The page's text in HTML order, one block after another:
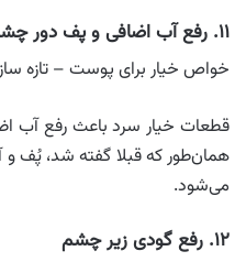
۱۱. رفع آب اضافی و پف دور چشم
خواص خیار برای پوست – تازه
قطعات خیار سرد باعث رفع آب
همان‌طور که قبلا گفته شد،
می‌شود.
۱۲. رفع گودی زیر چشم